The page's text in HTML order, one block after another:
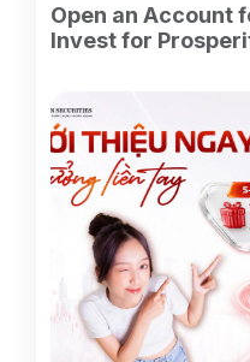
Open an Account
Invest for